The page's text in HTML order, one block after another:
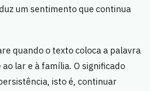
um sentimento que continua
quando o texto coloca a palavra
lar e à família. O significado
isto é, continuar